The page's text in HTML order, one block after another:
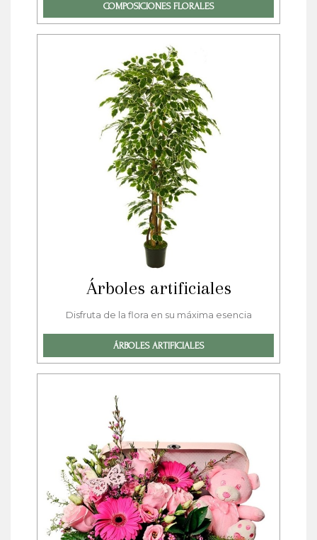
COMPOSICIONES FLORALES
Árboles artificiales
Disfruta de la flora en su máxima esencia
ÁRBOLES ARTIFICIALES